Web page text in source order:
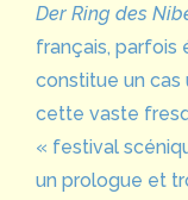
Der Ring des
français, parfois
constitue un cas
cette vaste
« festival
un prologue et